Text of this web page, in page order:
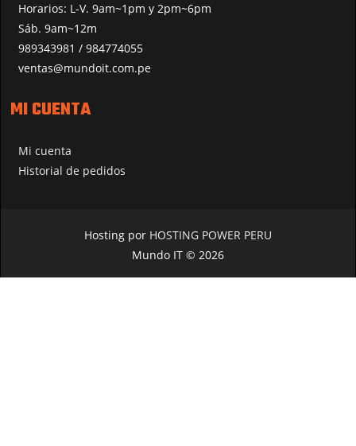
Horarios: L-V. 9am~1pm y 2pm~6pm
Sáb. 9am~12m
989343981 / 984774055
ventas@mundoit.com.pe
MI CUENTA
Mi cuenta
Historial de pedidos
Hosting por HOSTING POWER PERU
Mundo IT © 2026